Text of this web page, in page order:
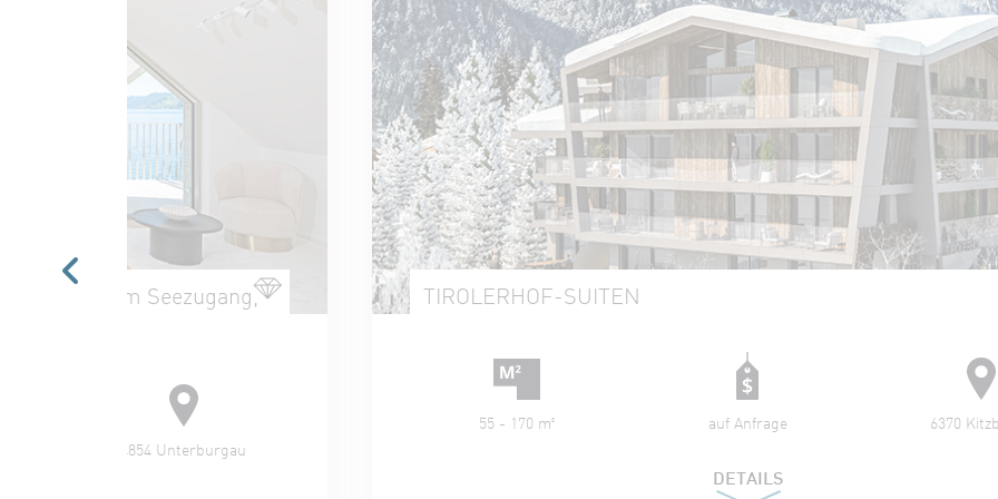
mit direktem Seezugang,
4854 Unterburgau
TIROLERHOF-SUITEN
55 - 170 m² auf Anfrage 6370
DETAILS